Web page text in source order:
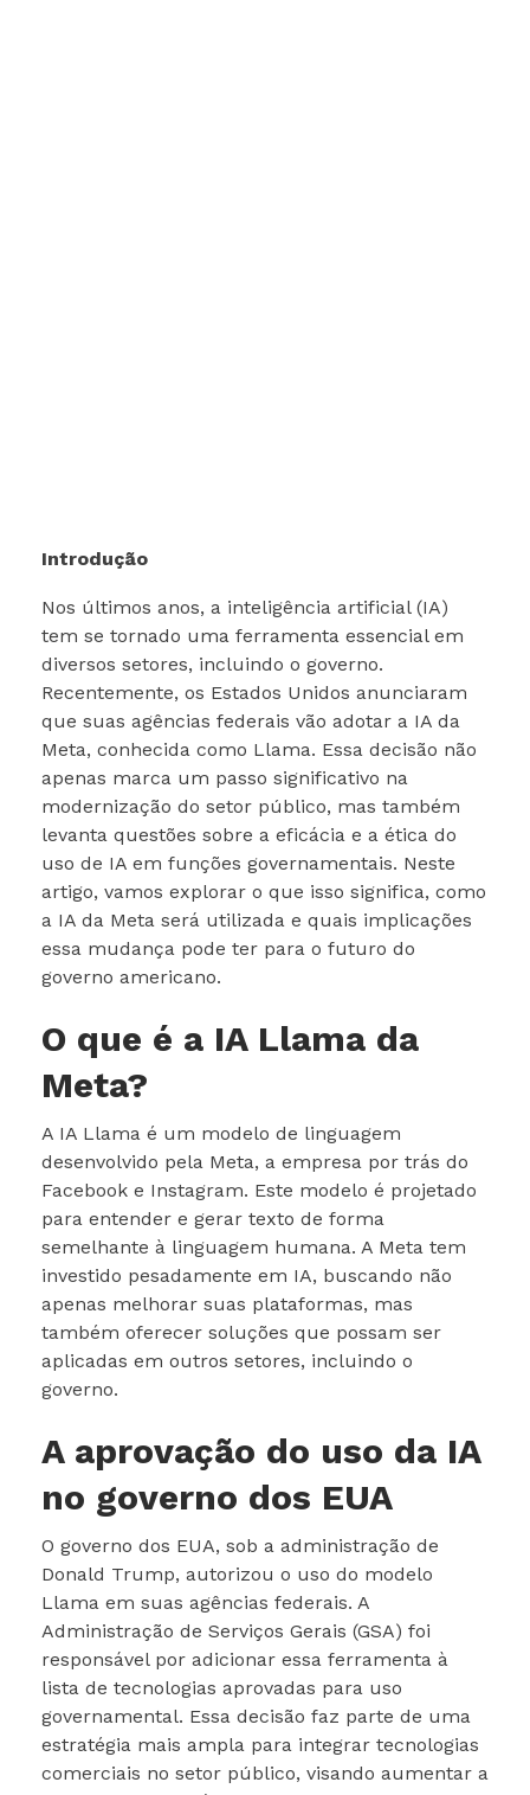
Introdução
Nos últimos anos, a inteligência artificial (IA)
tem se tornado uma ferramenta essencial em
diversos setores, incluindo o governo.
Recentemente, os Estados Unidos anunciaram
que suas agências federais vão adotar a IA da
Meta, conhecida como Llama. Essa decisão não
apenas marca um passo significativo na
modernização do setor público, mas também
levanta questões sobre a eficácia e a ética do
uso de IA em funções governamentais. Neste
artigo, vamos explorar o que isso significa, como
a IA da Meta será utilizada e quais implicações
essa mudança pode ter para o futuro do
governo americano.
O que é a IA Llama da
Meta?
A IA Llama é um modelo de linguagem
desenvolvido pela Meta, a empresa por trás do
Facebook e Instagram. Este modelo é projetado
para entender e gerar texto de forma
semelhante à linguagem humana. A Meta tem
investido pesadamente em IA, buscando não
apenas melhorar suas plataformas, mas
também oferecer soluções que possam ser
aplicadas em outros setores, incluindo o
governo.
A aprovação do uso da IA
no governo dos EUA
O governo dos EUA, sob a administração de
Donald Trump, autorizou o uso do modelo
Llama em suas agências federais. A
Administração de Serviços Gerais (GSA) foi
responsável por adicionar essa ferramenta à
lista de tecnologias aprovadas para uso
governamental. Essa decisão faz parte de uma
estratégia mais ampla para integrar tecnologias
comerciais no setor público, visando aumentar a